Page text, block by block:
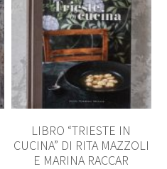
LIBRO “TRIESTE IN
CUCINA” DI RITA MAZZOLI
E MARINA RACCAR